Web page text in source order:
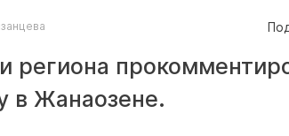
региона
в Жанаозене.